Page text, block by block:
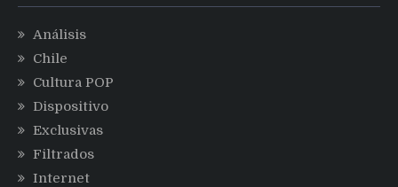
Análisis
Chile
Cultura POP
Dispositivo
Exclusivas
Filtrados
Internet